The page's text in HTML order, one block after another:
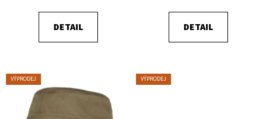
DETAIL DETAIL
VÝPRODEJ VÝPRODEJ